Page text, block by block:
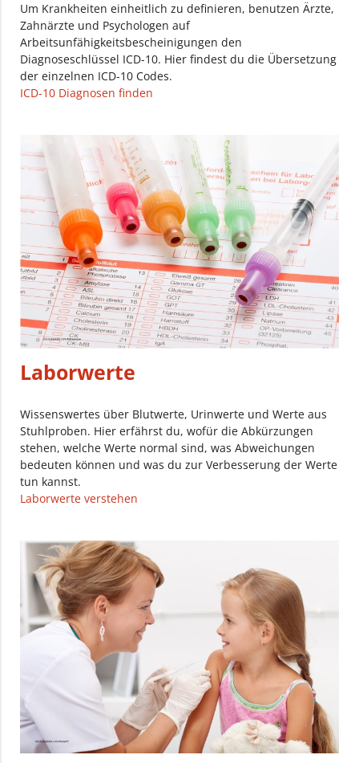
Um Krankheiten einheitlich zu definieren, benutzen Ärzte,
Zahnärzte und Psychologen auf
Arbeitsunfähigkeitsbescheinigungen den
Diagnoseschlüssel ICD-10. Hier findest du die Übersetzung
der einzelnen ICD-10 Codes.
ICD-10 Diagnosen finden
Laborwerte
Wissenswertes über Blutwerte, Urinwerte und Werte aus
Stuhlproben. Hier erfährst du, wofür die Abkürzungen
stehen, welche Werte normal sind, was Abweichungen
bedeuten können und was du zur Verbesserung der Werte
tun kannst.
Laborwerte verstehen